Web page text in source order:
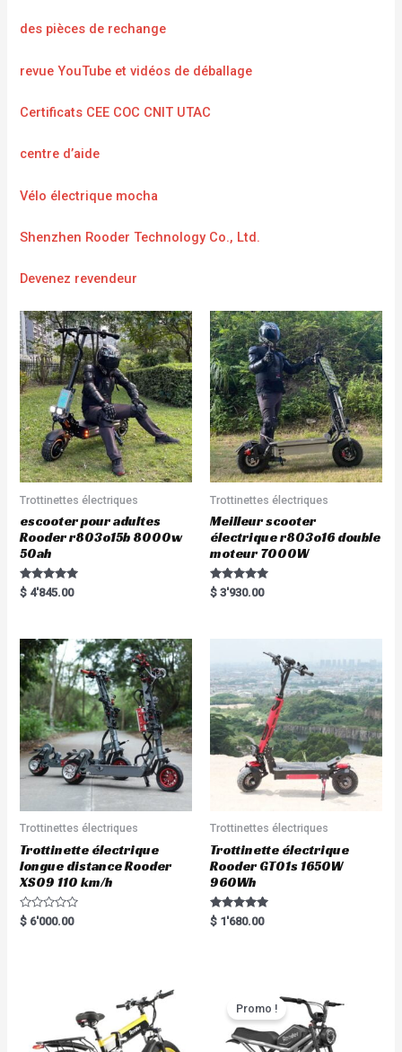
des pièces de rechange
revue YouTube et vidéos de déballage
Certificats CEE COC CNIT UTAC
centre d’aide
Vélo électrique mocha
Shenzhen Rooder Technology Co., Ltd.
Devenez revendeur
Trottinettes électriques
escooter pour adultes
Rooder r803o15b 8000w
50ah
Rated
5.00
$ 4'845.00
Trottinettes électriques
Meilleur scooter
électrique r803o16 double
moteur 7000W
Rated
5.00
$ 3'930.00
Trottinettes électriques
Trottinette électrique
longue distance Rooder
XS09 110 km/h
R
a
$ 6'000.00
Trottinettes électriques
Trottinette électrique
Rooder GT01s 1650W
960Wh
Rated
5.00
$ 1'680.00
Promo !